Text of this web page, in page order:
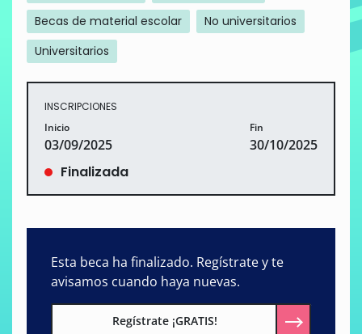
Becas de material escolar
No universitarios
Universitarios
INSCRIPCIONES
Inicio
03/09/2025
Fin
30/10/2025
Finalizada
Esta beca ha finalizado. Regístrate y te
avisamos cuando haya nuevas.
Regístrate ¡GRATIS!